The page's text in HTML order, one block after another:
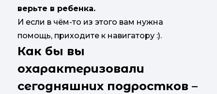
верьте в ребенка.
И если в чём-то из этого вам нужна
помощь, приходите к навигатору :).
Как бы вы
охарактеризовали
сегодняшних подростков –